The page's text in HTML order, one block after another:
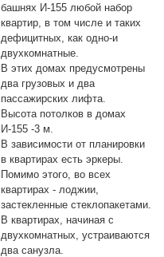
башнях И-155 любой набор
квартир, в том числе и таких
дефицитных, как одно-и
двухкомнатные.
В этих домах предусмотрены
два грузовых и два
пассажирских лифта.
Высота потолков в домах
И-155 -3 м.
В зависимости от планировки
в квартирах есть эркеры.
Помимо этого, во всех
квартирах - лоджии,
застекленные стеклопакетами.
В квартирах, начиная с
двухкомнатных, устраиваются
два санузла.